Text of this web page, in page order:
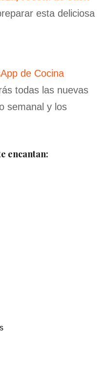
esta deliciosa
de Cocina
todas las nuevas
semanal y los
encantan: